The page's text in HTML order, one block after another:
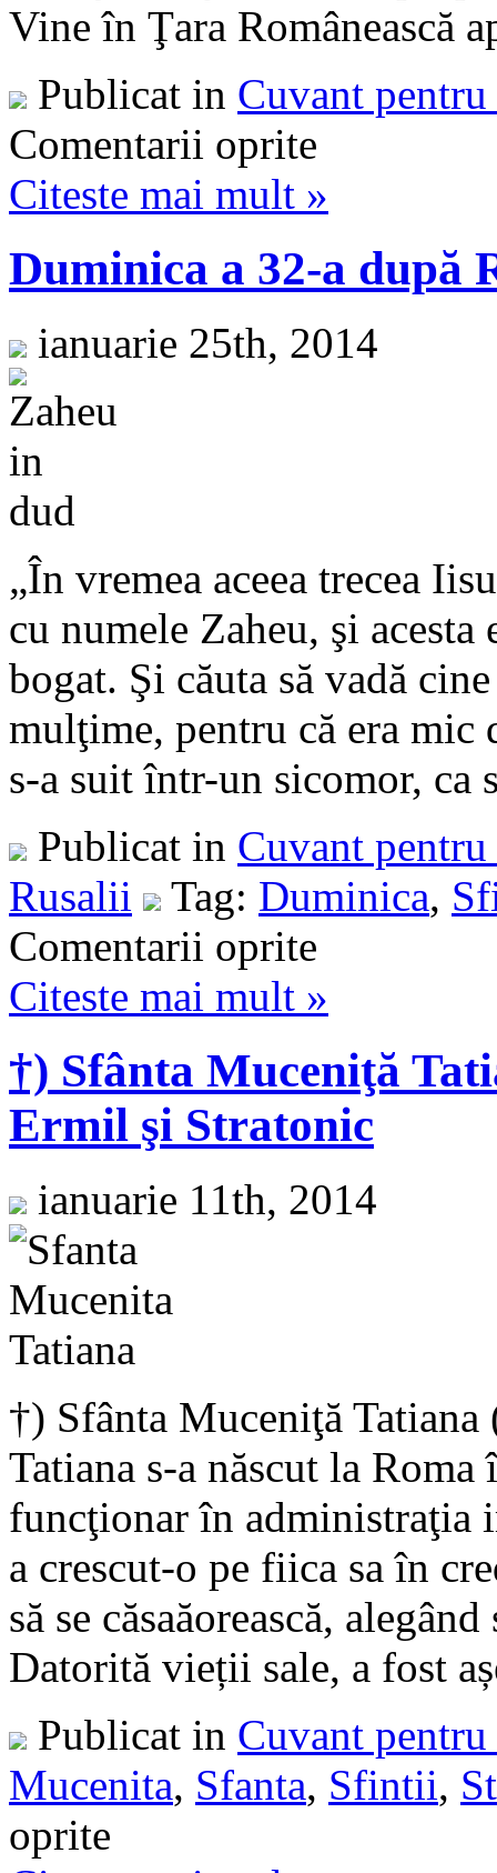
Vine în Ţara Românească
Publicat in Cuvant
Comentarii oprite
Citeste mai mult »
Duminica a 32-a după
ianuarie 25th, 2014
„În vremea aceea trecea
cu numele Zaheu, şi
bogat. Şi căuta să vadă
mulţime, pentru că era mic
s-a suit într-un sicomor, ca
Publicat in Cuvant
Rusalii
Tag: Duminica,
Comentarii oprite
Citeste mai mult »
†) Sfânta Muceniţă
Ermil şi Stratonic
ianuarie 11th, 2014
†) Sfânta Muceniţă
Tatiana s-a născut la
funcţionar în administraţia
a crescut-o pe fiica sa în
să se căsaăorească,
Datorită vieții sale, a fost
Publicat in Cuvant
Mucenita, Sfanta, Sfintii,
oprite